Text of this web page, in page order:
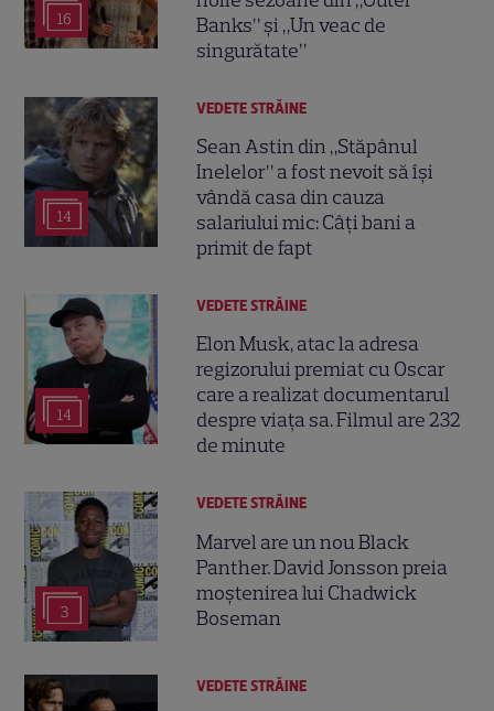
16
Banks” și „Un veac de
singurătate”
14
VEDETE STRĂINE
Sean Astin din „Stăpânul
Inelelor” a fost nevoit să își
vândă casa din cauza
salariului mic: Câți bani a
primit de fapt
14
VEDETE STRĂINE
Elon Musk, atac la adresa
regizorului premiat cu Oscar
care a realizat documentarul
despre viața sa. Filmul are 232
de minute
3
VEDETE STRĂINE
Marvel are un nou Black
Panther. David Jonsson preia
moștenirea lui Chadwick
Boseman
VEDETE STRĂINE